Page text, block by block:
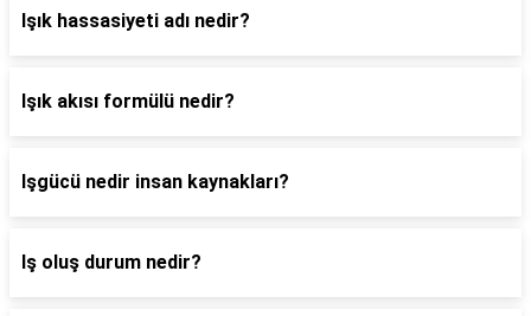
Işık hassasiyeti adı nedir?
Işık akısı formülü nedir?
Işgücü nedir insan kaynakları?
Iş oluş durum nedir?